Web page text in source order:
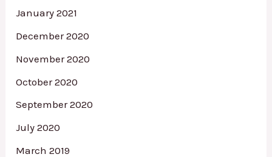
January 2021
December 2020
November 2020
October 2020
September 2020
July 2020
March 2019